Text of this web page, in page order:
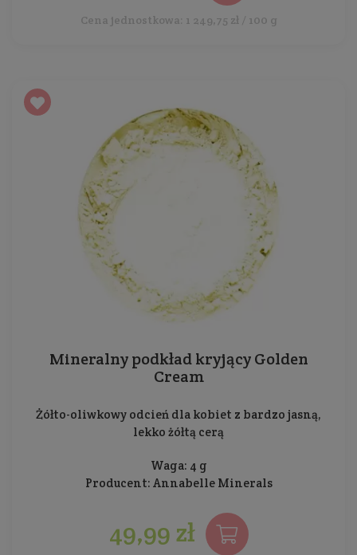
Cena jednostkowa: 1 249,75 zł / 100 g
Mineralny podkład kryjący Golden
Cream
Żółto-oliwkowy odcień dla kobiet z bardzo jasną,
lekko żółtą cerą
Waga: 4 g
Producent: Annabelle Minerals
49,99 zł